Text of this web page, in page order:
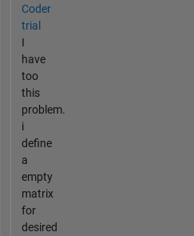
Coder
trial
I
have
too
this
problem.
i
define
a
empty
matrix
for
desired